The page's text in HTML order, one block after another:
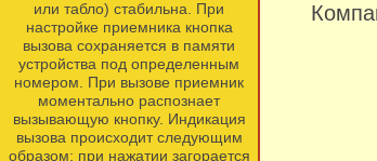
или табло) стабильна. При
настройке приемника кнопка
вызова сохраняется в памяти
устройства под определенным
номером. При вызове приемник
моментально распознает
вызывающую кнопку. Индикация
вызова происходит следующим
образом: при нажатии загорается